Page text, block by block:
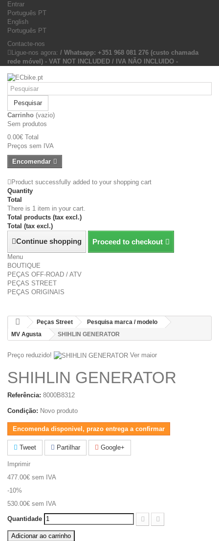
Entrar
Português PT
English
Português PT
Contacte-nos
Ligue-nos agora: / Whatsapp: +351 968 081 276 (custo chamada
rede móvel) - VAT NOT INCLUDED / IVA NÃO INCLUIDO -
Pesquisar
Carrinho (vazio)
Sem produtos
0.00€ Total
Preços sem IVA
Encomendar
Product successfully added to your shopping cart
Quantity
Total
There is 1 item in your cart.
Total products (tax excl.)
Total (tax excl.)
Continue shopping Proceed to checkout
Menu
BOUTIQUE
PEÇAS OFF-ROAD / ATV
PEÇAS STREET
PEÇAS ORIGINAIS
Peças Street
Pesquisa marca / modelo
MV Agusta
SHIHLIN GENERATOR
Preço reduzido! Ver maior
SHIHLIN GENERATOR
Referência: 8000B8312
Condição: Novo produto
Encomenda disponivel, prazo entrega a confirmar
Tweet Partilhar Google+
Imprimir
477.00€ sem IVA
-10%
530.00€ sem IVA
Quantidade
Adicionar ao carrinho